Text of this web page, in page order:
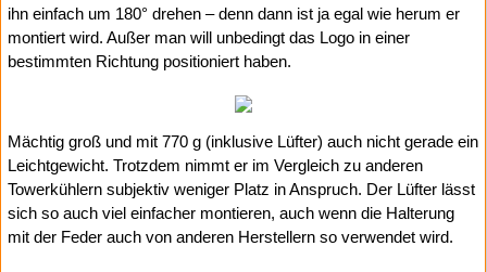
ihn einfach um 180° drehen – denn dann ist ja egal wie herum er
montiert wird. Außer man will unbedingt das Logo in einer
bestimmten Richtung positioniert haben.
Mächtig groß und mit 770 g (inklusive Lüfter) auch nicht gerade ein
Leichtgewicht. Trotzdem nimmt er im Vergleich zu anderen
Towerkühlern subjektiv weniger Platz in Anspruch. Der Lüfter lässt
sich so auch viel einfacher montieren, auch wenn die Halterung
mit der Feder auch von anderen Herstellern so verwendet wird.